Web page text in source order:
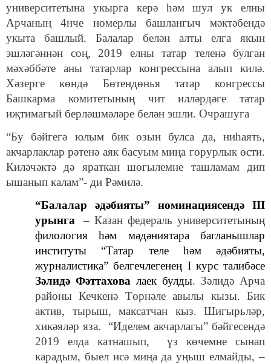
университетына укырга керә һәм шул ук елны
Арчаның 4нче номерлы башлангыч мәктәбендә
укыта башлый. Балалар белән алты елга якын
эшләгәннән соң, 2019 елны татар теленә булган
мәхәббәте аны татарлар конгрессына алып килә.
Хәзерге көндә Бөтендөнья татар конгрессы
Башкарма комитетының чит илләрдәге татар
иҗтимагый берләшмәләре белән эшли. Очрашуга
“Бу бәйгегә юлым бик озын булса да, ниһаять,
акчарлаклар рәтенә аяк басуым миңа горурлык өсти.
Киләчәктә дә яраткан шөгылемне ташламам дип
ышанып калам”- ди Рәмилә.
“Балалар әдәбияты” номинациясендә III
урынга
– Казан федераль университетының
филология һәм мәдәниятара багланышлар
институты “Татар теле һәм әдәбияты,
журналистика” белгечлегенең I курс талибәсе
Зәлидә Фәттахова лаек булды. Зәлидә Арча
районы Кечкенә Төрнәле авылы кызы. Бик
актив, тырыш, максатчан кыз. Шигырьләр,
хикәяләр яза.
“Иделем акчарлагы” бәйгесендә
2019 елда катнашып, үз көчемне сынап
карадым, быел исә миңа да уңыш елмайды, –